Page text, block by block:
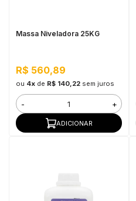
Massa Niveladora 25KG
R$ 560,89
ou 4xde R$ 140,22 sem juros
- +
ADICIONAR